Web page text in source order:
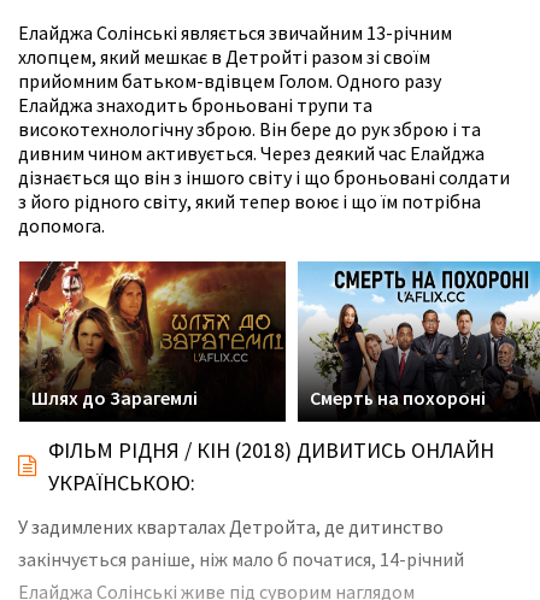
Елайджа Солінські являється звичайним 13-річним
хлопцем, який мешкає в Детройті разом зі своїм
прийомним батьком-вдівцем Голом. Одного разу
Елайджа знаходить броньовані трупи та
високотехнологічну зброю. Він бере до рук зброю і та
дивним чином активується. Через деякий час Елайджа
дізнається що він з іншого світу і що броньовані солдати
з його рідного світу, який тепер воює і що їм потрібна
допомога.
Шлях до Зарагемлі Смерть на похороні
ФІЛЬМ РІДНЯ / КІН (2018) ДИВИТИСЬ ОНЛАЙН
УКРАЇНСЬКОЮ:
У задимлених кварталах Детройта, де дитинство
закінчується раніше, ніж мало б початися, 14-річний
Елайджа Солінські живе під суворим наглядом